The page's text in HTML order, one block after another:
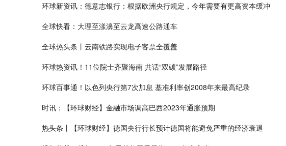
环球新资讯：德意志银行：根据欧洲央行规定，今年需要有更高资本缓冲
全球快看：大理至漾濞至云龙高速公路通车
全球热头条丨云南铁路实现电子客票全覆盖
环球热资讯！11位院士齐聚海南 共话“双碳”发展路径
环球百事通！以色列央行第7次加息 基准利率创2008年来最高纪录
时讯：【环球财经】金融市场调高巴西2023年通胀预期
热头条丨【环球财经】德国央行行长预计德国将能避免严重的经济衰退